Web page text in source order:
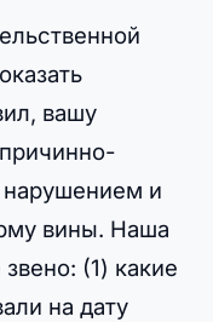
вашу
и
вины. Наша
(1) какие
на дату